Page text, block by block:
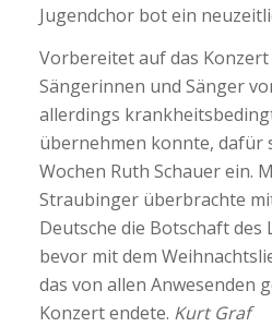
Jugendchor bot ein
Vorbereitet auf das
Sängerinnen und Sänger
allerdings
übernehmen konnte, dafür
Wochen Ruth Schauer ein.
Straubinger überbrachte
Deutsche die Botschaft des
bevor mit dem
das von allen Anwesenden
Konzert endete. Kurt Graf